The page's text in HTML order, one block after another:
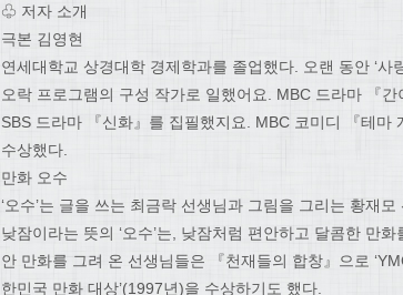
♧ 저자 소개
극본 김영현
연세대학교 상경대학 경제학과를 졸업했다. 오랜 동안 ‘사
오락 프로그램의 구성 작가로 일했어요. MBC 드라마 『
SBS 드라마 『신화』를 집필했지요. MBC 코미디 『테마
수상했다.
만화 오수
‘오수’는 글을 쓰는 최금락 선생님과 그림을 그리는 황재
낮잠이라는 뜻의 ‘오수’는, 낮잠처럼 편안하고 달콤한 만
안 만화를 그려 온 선생님들은 『천재들의 합창』으로
한민국 만화 대상’(1997년)을 수상하기도 했다.